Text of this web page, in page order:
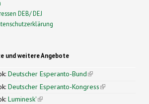
DEB/ DEJ
und weitere Angebote
Deutscher Esperanto-Bund(link is
external)
Deutscher Esperanto-Kongress(link is
Luminesk'(link is external)